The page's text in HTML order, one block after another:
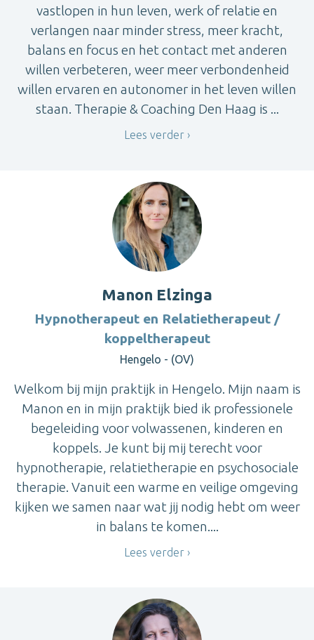
vastlopen in hun leven, werk of relatie en
verlangen naar minder stress, meer kracht,
balans en focus en het contact met anderen
willen verbeteren, weer meer verbondenheid
willen ervaren en autonomer in het leven willen
staan. Therapie & Coaching Den Haag is ...
Lees verder
Manon Elzinga
Hypnotherapeut en Relatietherapeut /
koppeltherapeut
Hengelo - (OV)
Welkom bij mijn praktijk in Hengelo. Mijn naam is
Manon en in mijn praktijk bied ik professionele
begeleiding voor volwassenen, kinderen en
koppels. Je kunt bij mij terecht voor
hypnotherapie, relatietherapie en psychosociale
therapie. Vanuit een warme en veilige omgeving
kijken we samen naar wat jij nodig hebt om weer
in balans te komen....
Lees verder